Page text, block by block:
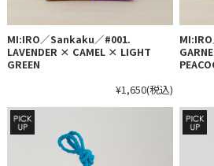
MI:IRO／Sankaku／#001.
LAVENDER × CAMEL × LIGHT
GREEN
¥1,650(税込)